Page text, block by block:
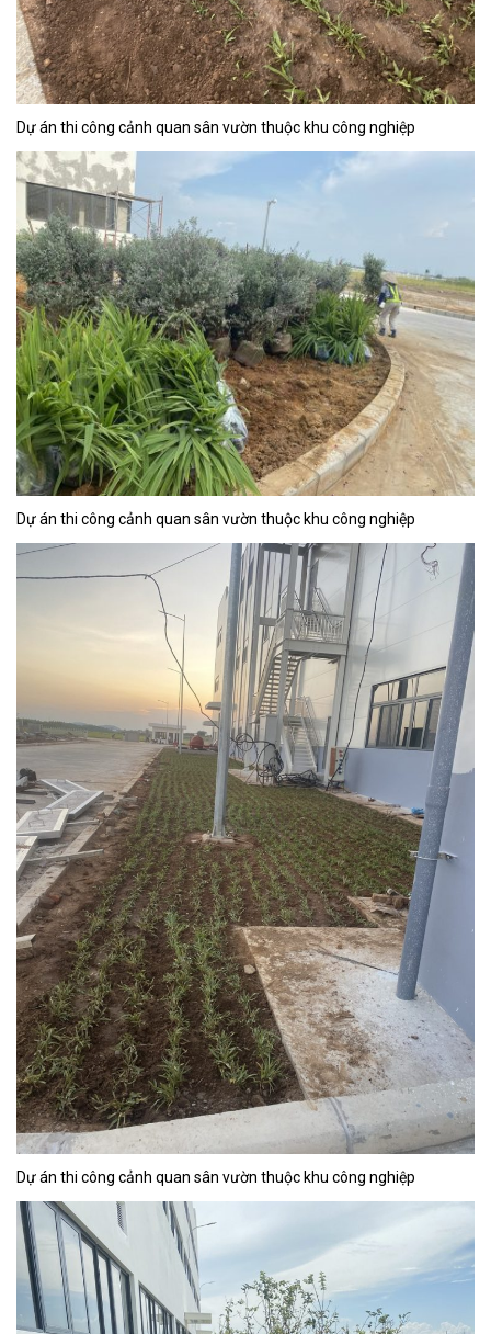
Dự án thi công cảnh quan sân vườn thuộc khu công nghiệp
Dự án thi công cảnh quan sân vườn thuộc khu công nghiệp
Dự án thi công cảnh quan sân vườn thuộc khu công nghiệp